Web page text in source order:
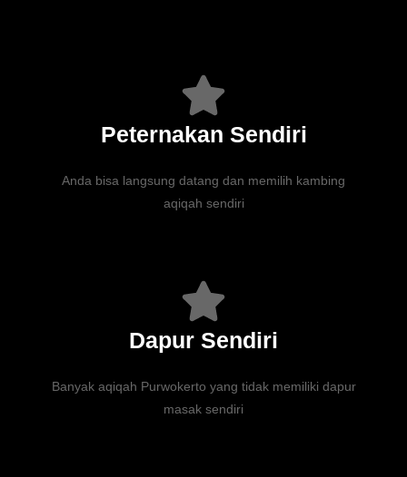
Peternakan Sendiri
Anda bisa langsung datang dan memilih kambing
aqiqah sendiri
Dapur Sendiri
Banyak aqiqah Purwokerto yang tidak memiliki dapur
masak sendiri